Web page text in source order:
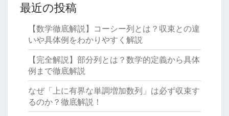
最近の投稿
【数学徹底解説】コーシー列とは？収束との違
いや具体例をわかりやすく解説
【完全解説】部分列とは？数学的定義から具体
例まで徹底解説
なぜ「上に有界な単調増加数列」は必ず収束す
るのか？徹底解説！